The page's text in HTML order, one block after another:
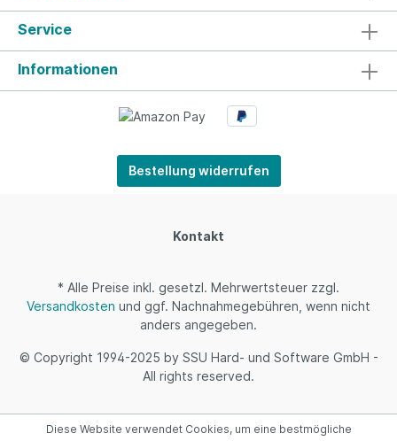
Service
Informationen
Bestellung widerrufen
Kontakt
* Alle Preise inkl. gesetzl. Mehrwertsteuer zzgl.
Versandkosten und ggf. Nachnahmegebühren, wenn nicht
anders angegeben.
© Copyright 1994-2025 by SSU Hard- und Software GmbH -
All rights reserved.
Diese Website verwendet Cookies, um eine bestmögliche